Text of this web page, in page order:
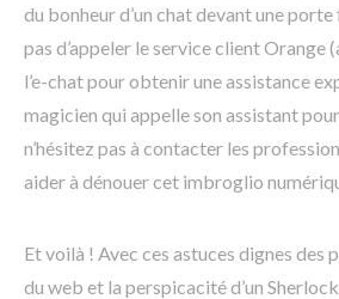
du bonheur d’un chat devant une
pas d’appeler le service client Orange
l’e-chat pour obtenir une assistance
magicien qui appelle son assistant
n’hésitez pas à contacter les
aider à dénouer cet imbroglio
Et voilà ! Avec ces astuces dignes des
du web et la perspicacité d’un